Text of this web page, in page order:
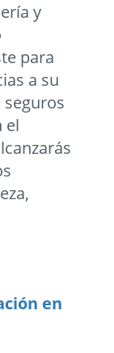
y
para
a su
el
en